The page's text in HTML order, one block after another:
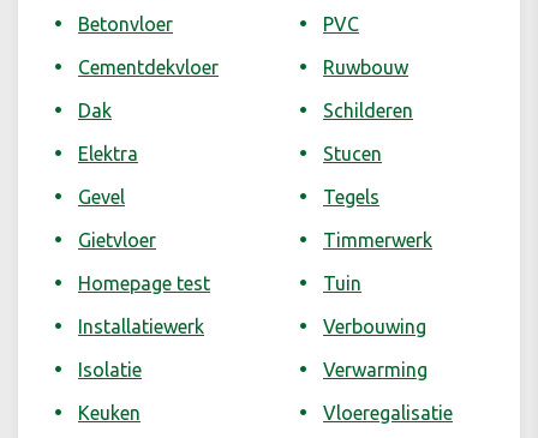
Betonvloer
Cementdekvloer
Dak
Elektra
Gevel
Gietvloer
Homepage test
Installatiewerk
Isolatie
Keuken
PVC
Ruwbouw
Schilderen
Stucen
Tegels
Timmerwerk
Tuin
Verbouwing
Verwarming
Vloeregalisatie